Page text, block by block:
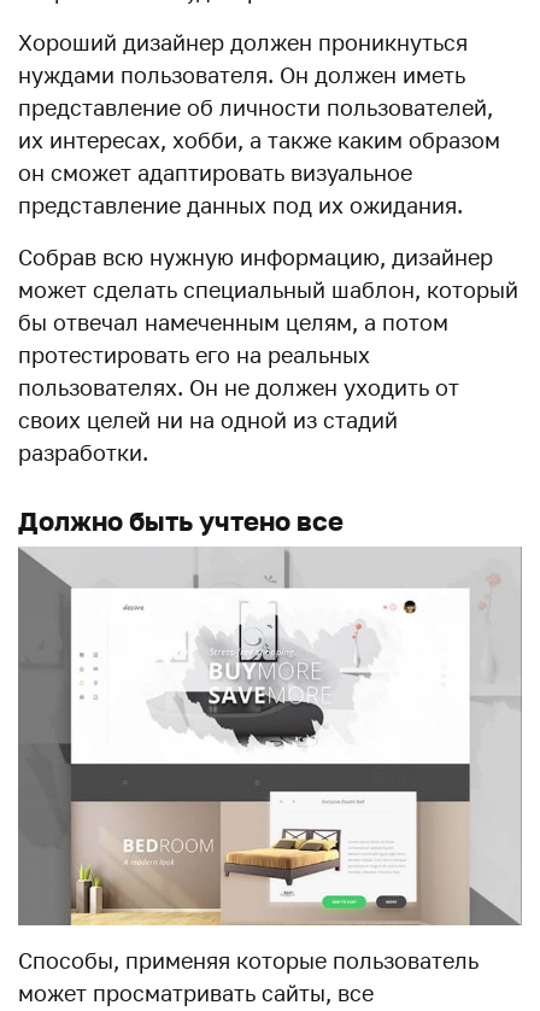
Хороший дизайнер должен проникнуться
нуждами пользователя. Он должен иметь
представление об личности пользователей,
их интересах, хобби, а также каким образом
он сможет адаптировать визуальное
представление данных под их ожидания.
Собрав всю нужную информацию, дизайнер
может сделать специальный шаблон, который
бы отвечал намеченным целям, а потом
протестировать его на реальных
пользователях. Он не должен уходить от
своих целей ни на одной из стадий
разработки.
Должно быть учтено все
Способы, применяя которые пользователь
может просматривать сайты, все